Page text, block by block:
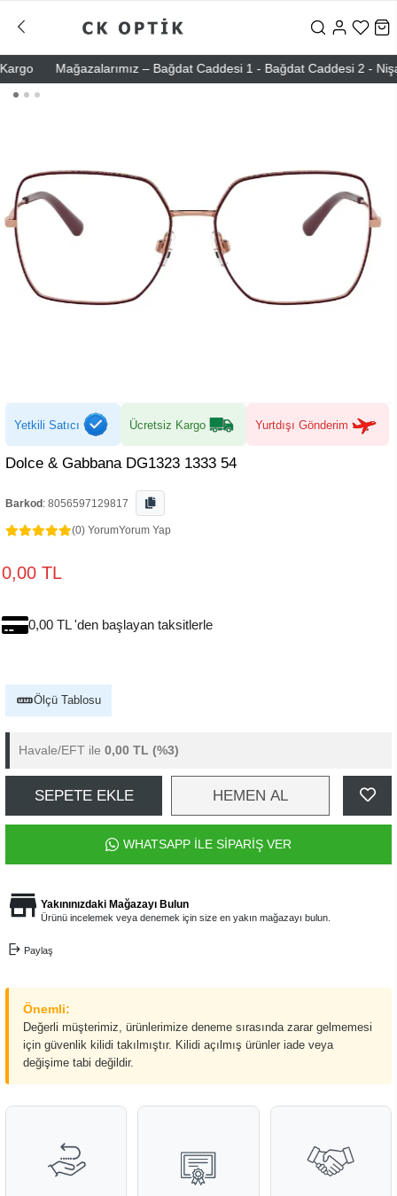
Mağazalarımız – Bağdat Caddesi 1 - Bağdat Caddesi 2 -
Yetkili Satıcı Ücretsiz Kargo Yurtdışı Gönderim
Dolce & Gabbana DG1323 1333 54
Barkod : 8056597129817
(0) YorumYorum Yap
0,00 TL
0,00 TL 'den başlayan taksitlerle
Ölçü Tablosu
Havale/EFT ile 0,00 TL (%3)
SEPETE EKLE HEMEN AL
WHATSAPP İLE SİPARİŞ VER
Yakınınızdaki Mağazayı Bulun
Ürünü incelemek veya denemek için size en yakın mağazayı bulun.
Paylaş
Önemli:
Değerli müşterimiz, ürünlerimize deneme sırasında zarar gelmemesi
için güvenlik kilidi takılmıştır. Kilidi açılmış ürünler iade veya
değişime tabi değildir.